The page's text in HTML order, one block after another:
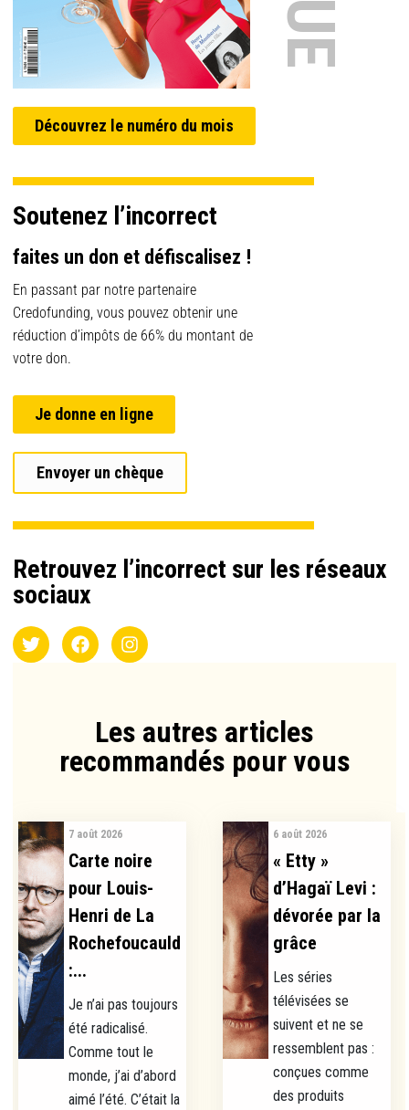
Découvrez le numéro du mois
Soutenez l’incorrect
faites un don et défiscalisez !
En passant par notre partenaire
Credofunding, vous pouvez obtenir une
réduction d’impôts de 66% du montant de
votre don.
Je donne en ligne
Envoyer un chèque
Retrouvez l’incorrect sur les réseaux
sociaux
Les autres articles
recommandés pour vous​
7 août 2026
Carte noire
pour Louis-
Henri de La
Rochefoucauld
:...
Je n’ai pas toujours
été radicalisé.
Comme tout le
monde, j’ai d’abord
aimé l’été. C’était la
6 août 2026
« Etty »
d’Hagaï Levi :
dévorée par la
grâce
Les séries
télévisées se
suivent et ne se
ressemblent pas :
conçues comme
des produits